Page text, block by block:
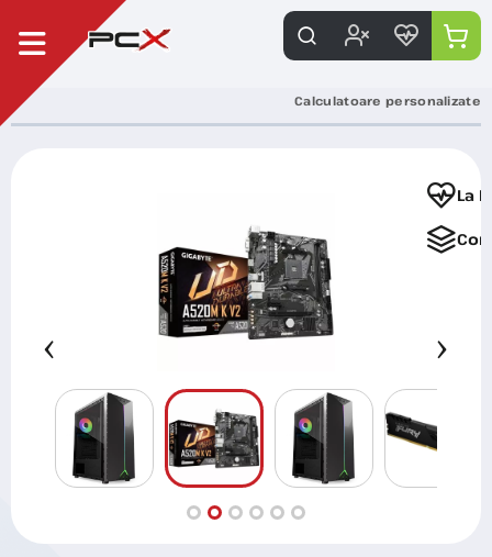
Calculatoare personalizate
La